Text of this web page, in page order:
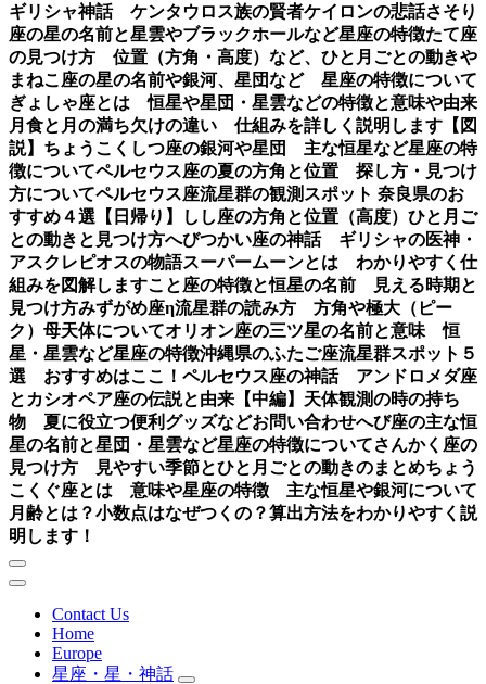
ギリシャ神話 ケンタウロス族の賢者ケイロンの悲話さそり
座の星の名前と星雲やブラックホールなど星座の特徴たて座
の見つけ方 位置（方角・高度）など、ひと月ごとの動きや
まねこ座の星の名前や銀河、星団など 星座の特徴について
ぎょしゃ座とは 恒星や星団・星雲などの特徴と意味や由来
月食と月の満ち欠けの違い 仕組みを詳しく説明します【図
説】 ちょうこくしつ座の銀河や星団 主な恒星など星座の特
徴についてペルセウス座の夏の方角と位置 探し方・見つけ
方についてペルセウス座流星群の観測スポット 奈良県のお
すすめ４選【日帰り】
しし座の方角と位置（高度）ひと月ご
との動きと見つけ方へびつかい座の神話 ギリシャの医神・
アスクレピオスの物語スーパームーンとは わかりやすく仕
組みを図解しますこと座の特徴と恒星の名前 見える時期と
見つけ方みずがめ座η流星群の読み方 方角や極大（ピー
ク）母天体についてオリオン座の三ツ星の名前と意味 恒
星・星雲など星座の特徴沖縄県のふたご座流星群スポット５
選 おすすめはここ！ ペルセウス座の神話 アンドロメダ座
とカシオペア座の伝説と由来【中編】 天体観測の時の持ち
物 夏に役立つ便利グッズなどお問い合わせへび座の主な恒
星の名前と星団・星雲など星座の特徴についてさんかく座の
見つけ方 見やすい季節とひと月ごとの動きのまとめちょう
こくぐ座とは 意味や星座の特徴 主な恒星や銀河について
月齢とは？小数点はなぜつくの？算出方法をわかりやすく説
明します！
Contact Us
Home
Europe
星座・星・神話